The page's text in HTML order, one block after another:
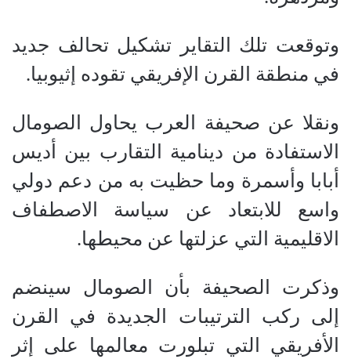
وتوقعت تلك التقاير تشكيل تحالف جديد
في منطقة القرن الإفريقي تقوده إثيوبيا.
ونقلا عن صحيفة العرب يحاول الصومال
الاستفادة من دينامية التقارب بين أديس
أبابا وأسمرة وما حظيت به من دعم دولي
واسع للابتعاد عن سياسة الاصطفاف
الاقليمية التي عزلتها عن محيطها.
وذكرت الصحيفة بأن الصومال سينضم
إلى ركب الترتيبات الجديدة في القرن
الأفريقي التي تبلورت معالمها على إثر